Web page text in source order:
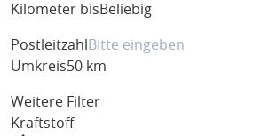
Kilometer bis Beliebig
Postleitzahl
Umkreis50 km
Weitere Filter
Kraftstoff